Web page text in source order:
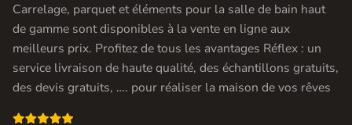
Carrelage, parquet et éléments pour la salle de bain haut
de gamme sont disponibles à la vente en ligne aux
meilleurs prix. Profitez de tous les avantages Réflex : un
service livraison de haute qualité, des échantillons gratuits,
des devis gratuits, …. pour réaliser la maison de vos rêves
